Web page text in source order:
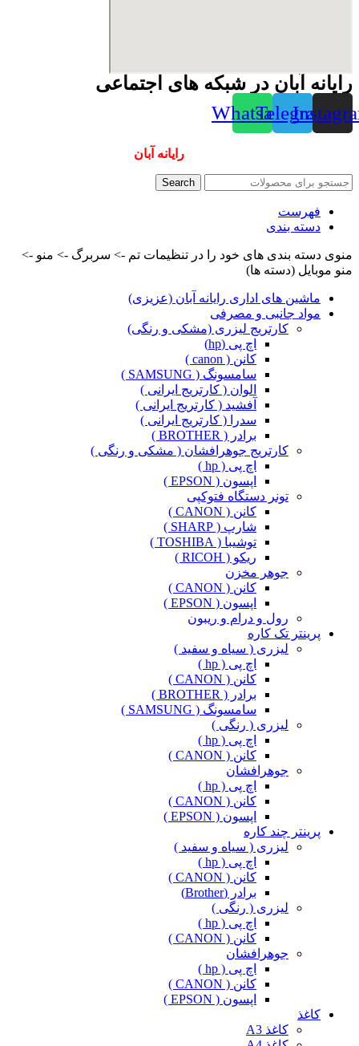
رایانه آبان در شبکه های اجتماعی
Telegram
Whatsapp
رایانه آبان
Search
فهرست
دسته بندی
منوی دسته بندی های خود را در تنظیمات تم -> سربرگ -> منو ->
منو موبایل (دسته ها)
ماشین های اداری رایانه آبان (عزیزی)
مواد جانبی و مصرفی
کارتریج لیزری (مشکی و رنگی)
اچ پی (hp)
کانن ( canon )
سامسونگ ( SAMSUNG )
الوان ( کارتریج ایرانی )
آفشید ( کارتریج ایرانی )
سدرا ( کارتریج ایرانی )
برادر ( BROTHER )
کارتریج جوهرافشان ( مشکی و رنگی )
اچ پی ( hp )
اپسون ( EPSON )
تونر دستگاه فتوکپی
کانن ( CANON )
شارپ ( SHARP )
توشیبا ( TOSHIBA )
ریکو ( RICOH )
جوهر مخزن
کانن ( CANON )
اپسون ( EPSON )
رول و درام و ریبون
پرینتر تک کاره
لیزری ( سیاه و سفید )
اچ پی ( hp )
کانن ( CANON )
برادر ( BROTHER )
سامسونگ ( SAMSUNG )
لیزری ( رنگی )
اچ پی ( hp )
کانن ( CANON )
جوهرافشان
اچ پی ( hp )
کانن ( CANON )
اپسون ( EPSON )
پرینتر چند کاره
لیزری ( سیاه و سفید )
اچ پی ( hp )
کانن ( CANON )
برادر (Brother)
لیزری ( رنگی )
اچ پی ( hp )
کانن ( CANON )
جوهرافشان
اچ پی ( hp )
کانن ( CANON )
اپسون ( EPSON )
کاغذ
کاغذ A3